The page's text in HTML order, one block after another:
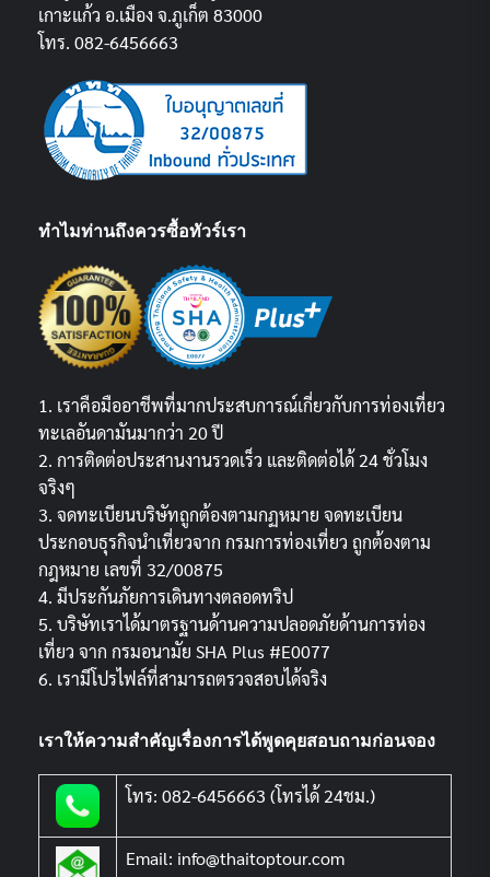
เกาะแก้ว อ.เมือง จ.ภูเก็ต 83000
โทร. 082-6456663
ทำไมท่านถึงควรซื้อทัวร์เรา
1. เราคือมืออาชีพที่มากประสบการณ์เกี่ยวกับการท่องเที่ยว
ทะเลอันดามันมากว่า 20 ปี
2. การติดต่อประสานงานรวดเร็ว และติดต่อได้ 24 ชั่วโมง
จริงๆ
3. จดทะเบียนบริษัทถูกต้องตามกฏหมาย จดทะเบียน
ประกอบธุรกิจนำเที่ยวจาก กรมการท่องเที่ยว ถูกต้องตาม
กฎหมาย เลขที่ 32/00875
4. มีประกันภัยการเดินทางตลอดทริป
5. บริษัทเราได้มาตรฐานด้านความปลอดภัยด้านการท่อง
เที่ยว จาก กรมอนามัย SHA Plus #E0077
6. เรามีโปรไฟล์ที่สามารถตรวจสอบได้จริง
เราให้ความสำคัญเรื่องการได้พูดคุยสอบถามก่อนจอง
โทร: 082-6456663 (โทรได้ 24ชม.)
Email: info@thaitoptour.com